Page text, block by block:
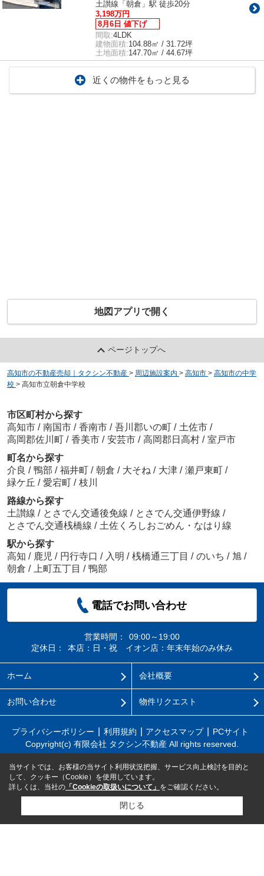
土讃線「朝倉」駅 徒歩20分
3,198万円
8月6日 値下げ
間取:4LDK
建物面積:104.88㎡ / 31.72坪
土地面積:147.70㎡ / 44.67坪
近くの物件をもっと見る
地図アプリで開く
ページトップへ
高知市の不動産売却｜タクシン不動産 > 周辺施設案内 > 高知市 > 高知市の中学
校 > 高知市立朝倉中学校
市区町村から探す
高知市 / 南国市 / 香南市 / 吾川郡いの町 / 土佐市 /
高岡郡佐川町 / 香美市 / 安芸市 / 高岡郡日高村 / 室戸市
町名から探す
介良 / 鴨部 / 福井町 / 朝倉 / 大そね / 大津 / 瀬戸東町 /
緑ケ丘 / 愛宕町 / 枝川
路線から探す
土讃線 / とさでん交通後免線 / とさでん交通伊野線 /
とさでん交通桟橋線 / 土佐くろしおごめん・なはり線
駅から探す
高知 / 鹿児 / 円行寺口 / 入明 / 桟橋通三丁目 / のいち / 旭 /
朝倉 / 上町五丁目 / 鴨部
電話でお問い合わせ
営業時間：
09:00～19:00
定休日：
本店：日・祝 イオン店：年末年始のみ休み
ホーム 会社概要
お問い合わせ 物件リクエスト
プライバシーポリシー 利用規約 アクセスマップ
PCサイト
Copyright(c) 有限会社 タクシン不動産 All rights reserved.
当サイトでは、お客様の当サイト利用状況把握、サービス向上検討を目的と
して、クッキー（Cookie）を使用しています。
詳しくは、当社の 「Cookieの取扱いについて」 をご確認ください。
閉じる